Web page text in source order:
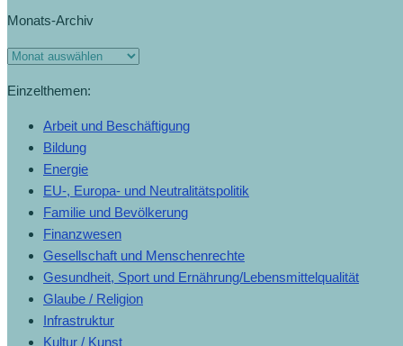
Monats-Archiv
Einzelthemen:
Arbeit und Beschäftigung
Bildung
Energie
EU-, Europa- und Neutralitätspolitik
Familie und Bevölkerung
Finanzwesen
Gesellschaft und Menschenrechte
Gesundheit, Sport und Ernährung/Lebensmittelqualität
Glaube / Religion
Infrastruktur
Kultur / Kunst